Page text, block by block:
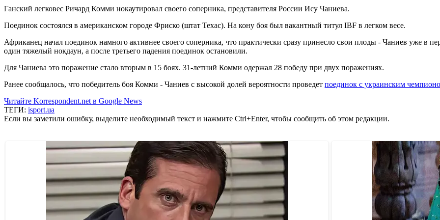
Ганский легковес Ричард Комми нокаутировал своего соперника, представителя России Ису Чаниева.
Поединок состоялся в американском городе Фриско (штат Техас). На кону боя был вакантный титул IBF в легком весе.
Африканец начал поединок намного активнее своего соперника, что практически сразу принесло свои плоды - Чаниев уже в
один тяжелый нокдаун, а после третьего падения поединок остановили.
Для Чаниева это поражение стало вторым в 15 боях. 31-летний Комми одержал 28 победу при двух поражениях.
Ранее сообщалось, что победитель боя Комми - Чаниев с высокой долей вероятности проведет поединок с украинским
Читайте Korrespondent.net в Google News
ТЕГИ: isport.ua
Если вы заметили ошибку, выделите необходимый текст и нажмите Ctrl+Enter, чтобы сообщить об этом редакции.